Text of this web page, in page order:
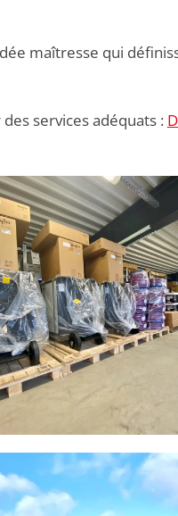
maîtresse qui
services adéquats :